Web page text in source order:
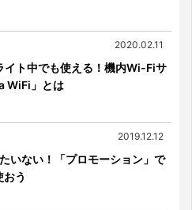
2020.02.11
イト中でも使える！機内Wi-Fiサ
WiFi」とは
2019.12.12
いない！「プロモーション」で
う